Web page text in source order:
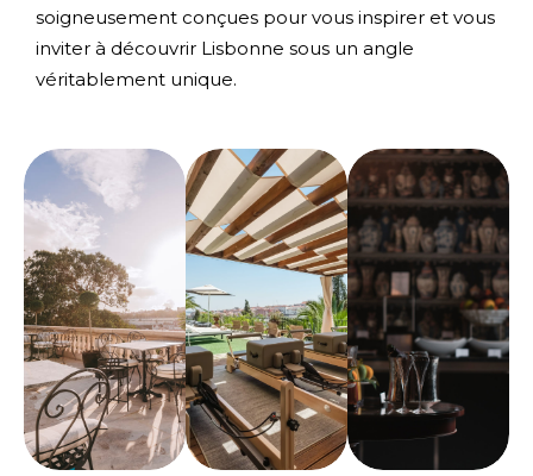
soigneusement conçues pour vous inspirer et vous
inviter à découvrir Lisbonne sous un angle
véritablement unique.